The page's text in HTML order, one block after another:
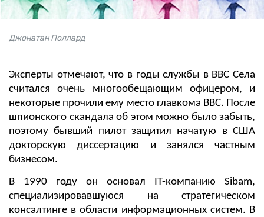
Джонатан Поллард
Эксперты отмечают, что в годы службы в ВВС Села
считался очень многообещающим офицером, и
некоторые прочили ему место главкома ВВС. После
шпионского скандала об этом можно было забыть,
поэтому бывший пилот защитил начатую в США
докторскую диссертацию и занялся частным
бизнесом.
В 1990 году он основал IT-компанию Sibam,
специализировавшуюся на стратегическом
консалтинге в области информационных систем. В